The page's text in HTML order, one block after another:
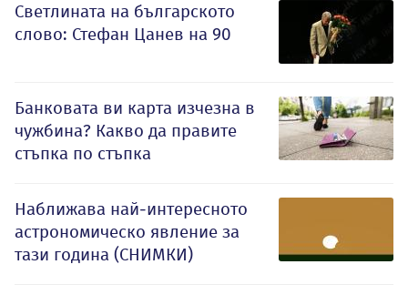
Светлината на българското
слово: Стефан Цанев на 90
Банковата ви карта изчезна в
чужбина? Какво да правите
стъпка по стъпка
Наближава най-интересното
астрономическо явление за
тази година (СНИМКИ)